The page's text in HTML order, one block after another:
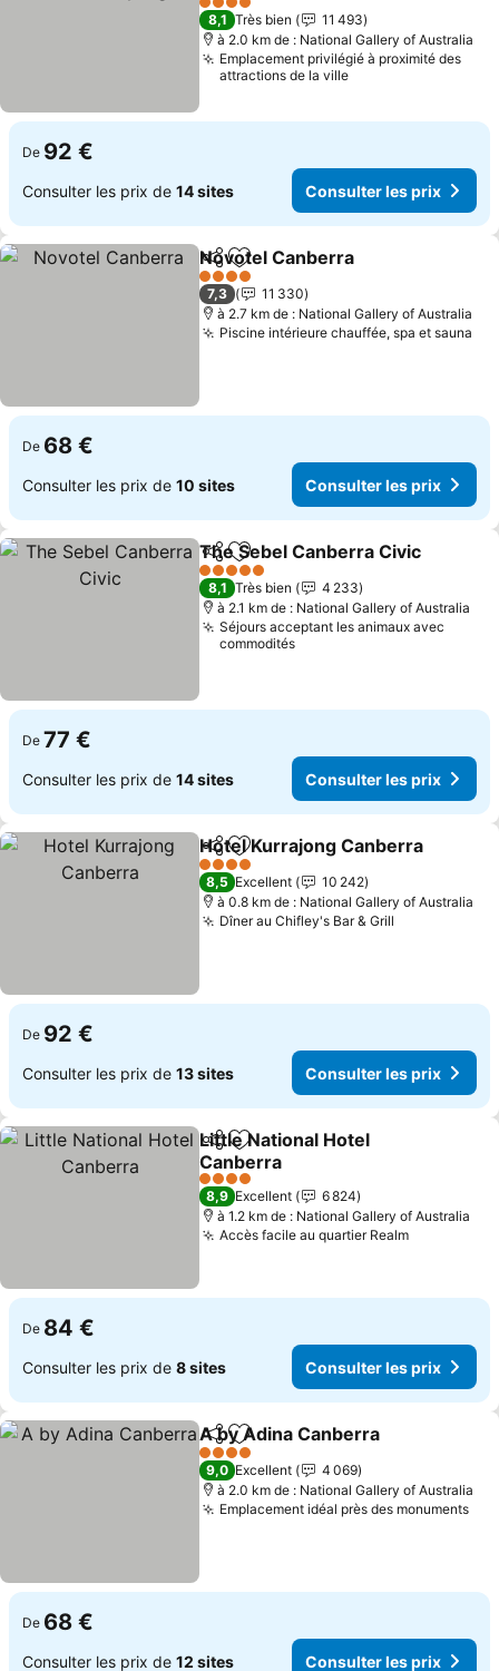
4 Étoiles
8,1 Très bien
11 493
à 2.0 km de : National Gallery of Australia
Emplacement privilégié à proximité des
attractions de la ville
De 92 €
Consulter les prix de 14 sites Consulter les prix
PartagerAjouter à mes favoris
Novotel Canberra
4 Étoiles
7,3
11 330
à 2.7 km de : National Gallery of Australia
Piscine intérieure chauffée, spa et sauna
De 68 €
Consulter les prix de 10 sites Consulter les prix
PartagerAjouter à mes favoris
The Sebel Canberra Civic
5 Étoiles
8,1 Très bien
4 233
à 2.1 km de : National Gallery of Australia
Séjours acceptant les animaux avec
commodités
De 77 €
Consulter les prix de 14 sites Consulter les prix
PartagerAjouter à mes favoris
Hotel Kurrajong Canberra
4 Étoiles
8,5 Excellent
10 242
à 0.8 km de : National Gallery of Australia
Dîner au Chifley's Bar & Grill
De 92 €
Consulter les prix de 13 sites Consulter les prix
PartagerAjouter à mes favoris
Little National Hotel
Canberra
4 Étoiles
8,9 Excellent
6 824
à 1.2 km de : National Gallery of Australia
Accès facile au quartier Realm
De 84 €
Consulter les prix de 8 sites Consulter les prix
PartagerAjouter à mes favoris
A by Adina Canberra
4 Étoiles
9,0 Excellent
4 069
à 2.0 km de : National Gallery of Australia
Emplacement idéal près des monuments
De 68 €
Consulter les prix de 12 sites Consulter les prix